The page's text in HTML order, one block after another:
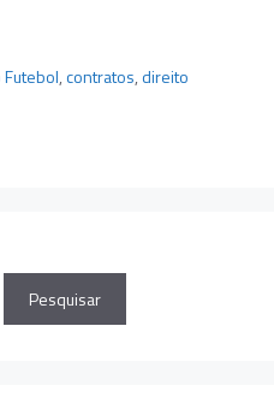
Futebol,contratos,direito
Pesquisar